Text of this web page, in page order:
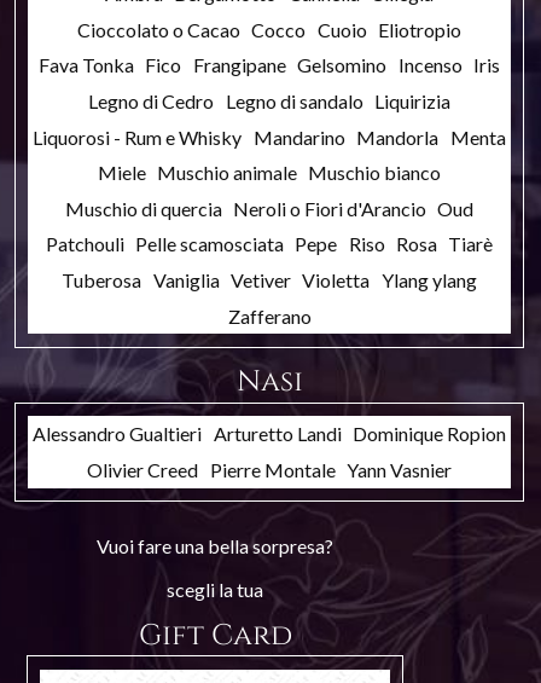
Cioccolato o Cacao Cocco Cuoio Eliotropio
Fava Tonka Fico Frangipane Gelsomino Incenso Iris
Legno di Cedro Legno di sandalo Liquirizia
Liquorosi - Rum e Whisky Mandarino Mandorla Menta
Miele Muschio animale Muschio bianco
Muschio di quercia Neroli o Fiori d'Arancio Oud
Patchouli Pelle scamosciata Pepe Riso Rosa Tiarè
Tuberosa Vaniglia Vetiver Violetta Ylang ylang
Zafferano
Nasi
Alessandro Gualtieri Arturetto Landi Dominique Ropion
Olivier Creed Pierre Montale Yann Vasnier
Vuoi fare una bella sorpresa?
scegli la tua
Gift Card